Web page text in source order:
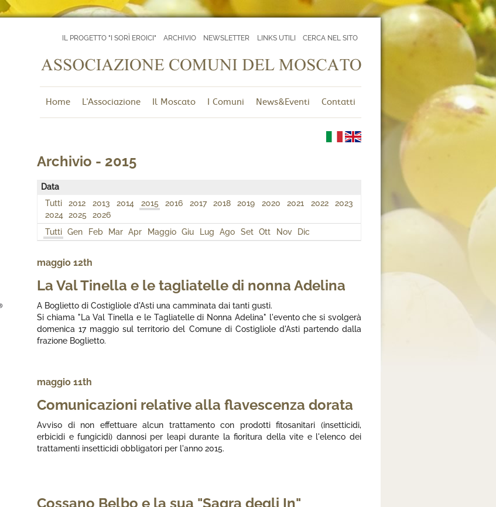
CERCA NEL SITO
LINKS UTILI
NEWSLETTER
ARCHIVIO
IL PROGETTO "I SORÌ EROICI"
Contatti
News&Eventi
I Comuni
Il Moscato
L'Associazione
Home
Archivio - 2015
Data
Tutti
2012 2013 2014 2015 2016 2017 2018 2019 2020 2021 2022
2023
2024
2025
2026
Tutti Gen Feb Mar Apr Maggio Giu Lug Ago Set Ott Nov Dic
maggio 12th
La Val Tinella e le tagliatelle di nonna Adelina
A Boglietto di Costigliole d'Asti una camminata dai tanti gusti.
Si chiama "La Val Tinella e le Tagliatelle di Nonna Adelina" l'evento che si svolgerà
domenica 17 maggio sul territorio del Comune di Costigliole d'Asti partendo dalla
frazione Boglietto.
maggio 11th
Comunicazioni relative alla flavescenza dorata
Avviso di non effettuare alcun trattamento con prodotti fitosanitari (insetticidi,
erbicidi e fungicidi) dannosi per leapi durante la fioritura della vite e l'elenco dei
trattamenti insetticidi obbligatori per l'anno 2015.
Cossano Belbo e la sua "Sagra degli In"